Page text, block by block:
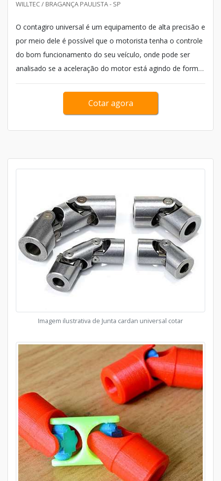
WILLTEC / BRAGANÇA PAULISTA - SP
O contagiro universal é um equipamento de alta precisão e
por meio dele é possível que o motorista tenha o controle
do bom funcionamento do seu veículo, onde pode ser
analisado se a aceleração do motor está agindo de forma
correta, entre outros fatores. Com este tipo de produto é
possível verificar também se o consumo de combustível
Cotar agora
Imagem ilustrativa de Junta cardan universal cotar